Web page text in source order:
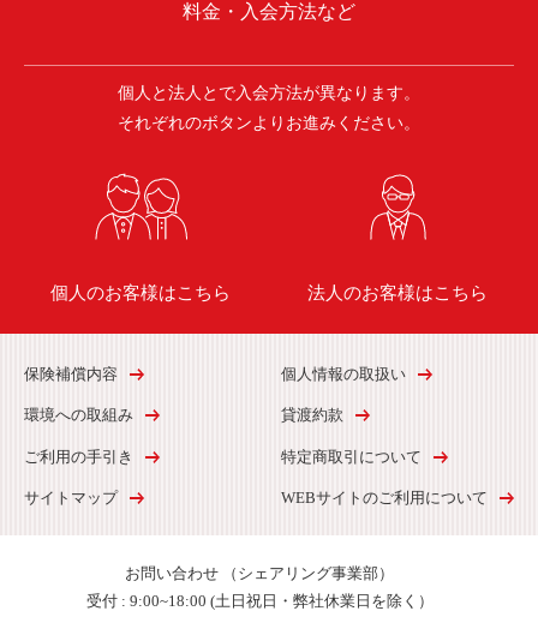
料金・入会方法など
個人と法人とで入会方法が異なります。
それぞれのボタンよりお進みください。
個人のお客様はこちら 法人のお客様はこちら
保険補償内容 個人情報の取扱い
環境への取組み 貸渡約款
ご利用の手引き 特定商取引について
サイトマップ WEBサイトのご利用について
お問い合わせ
（シェアリング事業部）
受付 : 9:00~18:00 (土日祝日・弊社休業日を除く）